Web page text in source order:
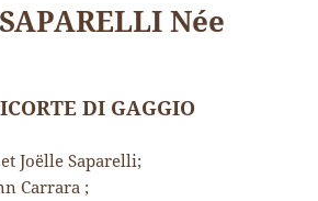
Née
DI GAGGIO
Joëlle Saparelli;
Carrara ;